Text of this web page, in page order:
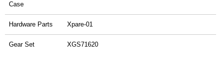
Case
Hardware Parts Xpare-01
Gear Set XGS71620